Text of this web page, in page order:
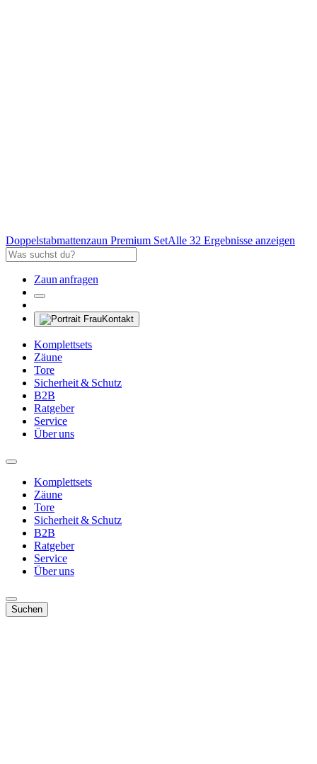
Doppelstabmattenzaun Premium SetAlle 32 Ergebnisse anzeigen
Zaun anfragen
Kontakt
Komplettsets
Zäune
Tore
Sicherheit & Schutz
B2B
Ratgeber
Service
Über uns
Komplettsets
Zäune
Tore
Sicherheit & Schutz
B2B
Ratgeber
Service
Über uns
Suchen